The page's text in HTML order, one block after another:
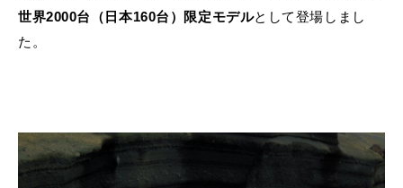
世界2000台（日本160台）限定モデルとして登場しまし
た。